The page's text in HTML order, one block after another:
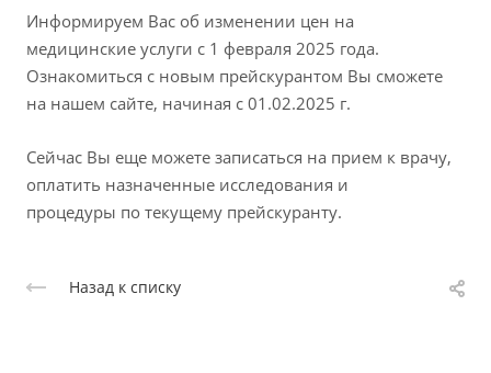
Информируем Вас об изменении цен на
медицинские услуги с 1 февраля 2025 года.
Ознакомиться с новым прейскурантом Вы сможете
на нашем сайте, начиная с 01.02.2025 г.
Сейчас Вы еще можете записаться на прием к врачу,
оплатить назначенные исследования и
процедуры по текущему прейскуранту.
Назад к списку